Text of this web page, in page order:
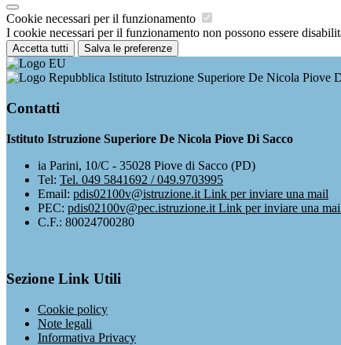
Cookie necessari per il funzionamento
I cookie necessari per il funzionamento non possono essere
Accetta tutti Salva le preferenze
Istituto Istruzione Superiore De Nicola Piove
Contatti
Istituto Istruzione Superiore De Nicola Piove Di Sacco
ia Parini, 10/C - 35028 Piove di Sacco (PD)
Tel: Tel. 049 5841692 / 049.9703995
Email: pdis02100v@istruzione.it Link per inviare una mail
PEC: pdis02100v@pec.istruzione.it Link per inviare una
C.F.: 80024700280
Sezione Link Utili
Cookie policy
Note legali
Informativa Privacy